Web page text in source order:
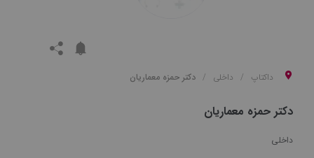
داکتاپ داخلی دکتر حمزه معماریان
دکتر حمزه معماریان
داخلی